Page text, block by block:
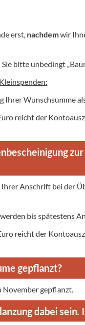
erst, nachdemwir
bitte unbedingt
Ihrer Wunschsumme
reicht der
Anschrift bei der
bis spätestens
reicht der
gepflanzt?
November gepflanzt.
dabei sein.